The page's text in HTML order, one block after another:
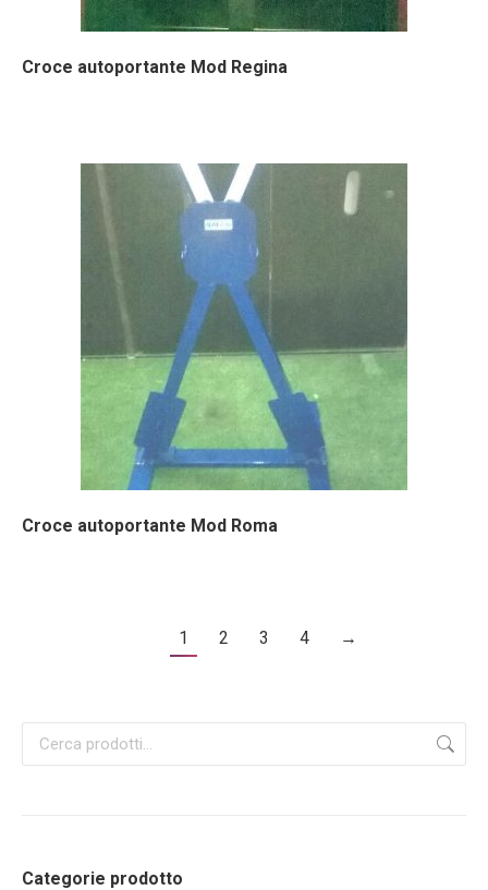
Croce autoportante Mod Regina
Croce autoportante Mod Roma
1 2 3 4 →
Categorie prodotto